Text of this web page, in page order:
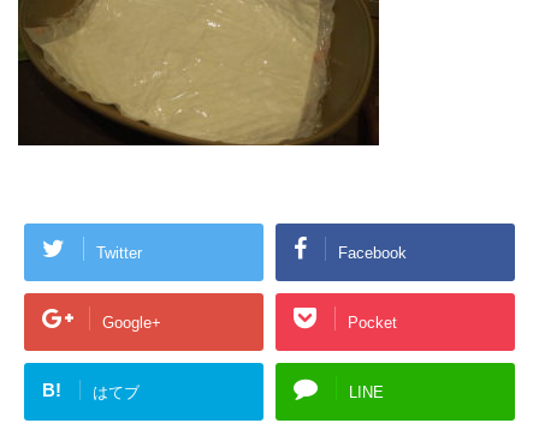
Twitter Facebook
Google+ Pocket
B! はてブ LINE